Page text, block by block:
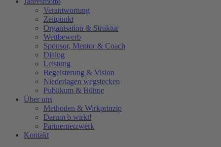
Verantwortung
Zeitpunkt
Organisation & Struktur
Wettbewerb
Sponsor, Mentor & Coach
Dialog
Leistung
Begeisterung & Vision
Niederlagen wegstecken
Publikum & Bühne
Über uns
Methoden & Wirkprinzip
Darum b.wirkt!
Partnernetzwerk
Kontakt